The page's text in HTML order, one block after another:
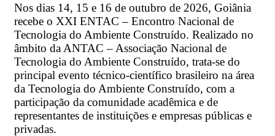
Nos dias 14, 15 e 16 de outubro de 2026, Goiânia
recebe o XXI ENTAC – Encontro Nacional de
Tecnologia do Ambiente Construído. Realizado no
âmbito da ANTAC – Associação Nacional de
Tecnologia do Ambiente Construído, trata-se do
principal evento técnico-científico brasileiro na área
da Tecnologia do Ambiente Construído, com a
participação da comunidade acadêmica e de
representantes de instituições e empresas públicas e
privadas.